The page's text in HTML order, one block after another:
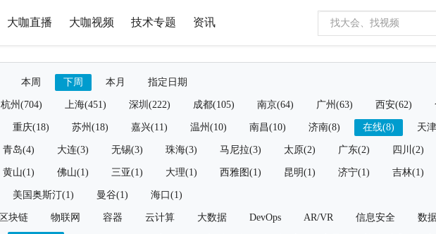
大咖直播 大咖视频 技术专题 资讯
本周 下周 本月 指定日期
杭州(704) 上海(451) 深圳(222) 成都(105) 南京(64) 广州(63) 西安(62)
重庆(18) 苏州(18) 嘉兴(11) 温州(10) 南昌(10) 济南(8) 在线(8) 天
青岛(4) 大连(3) 无锡(3) 珠海(3) 马尼拉(3) 太原(2) 广东(2) 四川(2)
黄山(1) 佛山(1) 三亚(1) 大理(1) 西雅图(1) 昆明(1) 济宁(1) 吉林(1)
美国奥斯汀(1) 曼谷(1) 海口(1)
区块链 物联网 容器 云计算 大数据 DevOps AR/VR 信息安全 数